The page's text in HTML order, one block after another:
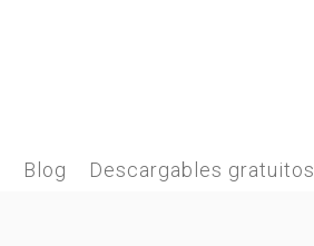
Blog Descargables gratuitos